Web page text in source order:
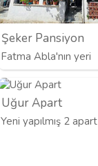
Şeker Pansiyon
Fatma Abla'nın yeri
Uğur Apart
Yeni yapılmış 2 apart